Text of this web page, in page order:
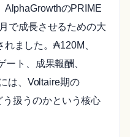
AlphaGrowthのPRIME
で成長させるための大
ました。₳120M、
ト、成果報酬、
は、Voltaire期の
扱うのかという核心